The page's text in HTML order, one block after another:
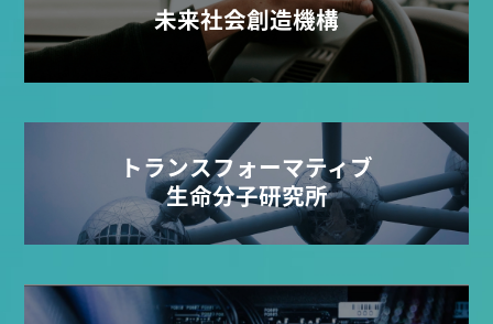
未来社会創造機構
トランスフォーマティブ
生命分子研究所